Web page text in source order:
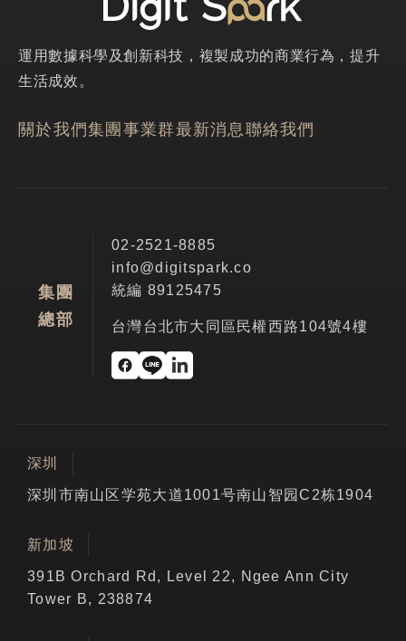
運用數據科學及創新科技，複製成功的商業行為，提升
生活成效。
關於我們集團事業群最新消息聯絡我們
集團
總部
02-2521-8885
info@digitspark.co
統編 89125475
台灣台北市大同區民權西路104號4樓
深圳
深圳市南山区学苑大道1001号南山智园C2栋1904
新加坡
391B Orchard Rd, Level 22, Ngee Ann City
Tower B, 238874